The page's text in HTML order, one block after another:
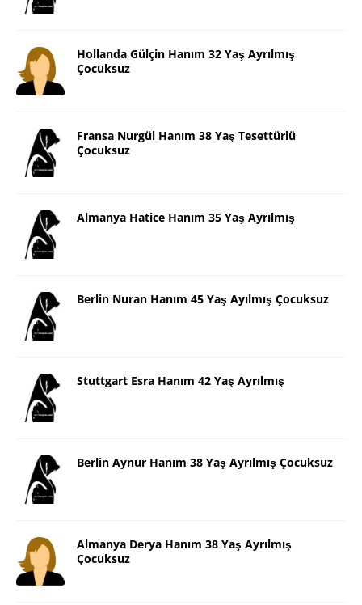
Hollanda Gülçin Hanım 32 Yaş Ayrılmış
Çocuksuz
Fransa Nurgül Hanım 38 Yaş Tesettürlü
Çocuksuz
Almanya Hatice Hanım 35 Yaş Ayrılmış
Berlin Nuran Hanım 45 Yaş Ayılmış Çocuksuz
Stuttgart Esra Hanım 42 Yaş Ayrılmış
Berlin Aynur Hanım 38 Yaş Ayrılmış Çocuksuz
Almanya Derya Hanım 38 Yaş Ayrılmış
Çocuksuz